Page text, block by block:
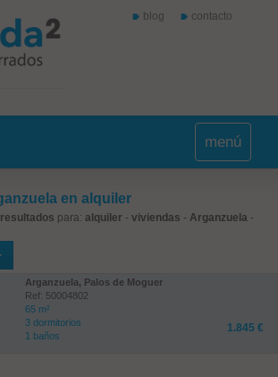
blog contacto
menú
en alquiler
para: alquiler - viviendas - Arganzuela -
Arganzuela, Palos de Moguer
Ref: 50004802
65 m²
3 dormitorios
1 baños
1.845 €